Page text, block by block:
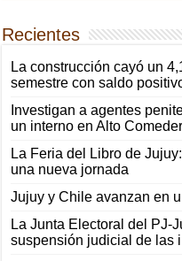
Recientes
La construcción cayó un
semestre con saldo
Investigan a agentes
un interno en Alto
La Feria del Libro de
una nueva jornada
Jujuy y Chile avanzan en
La Junta Electoral del PJ-
suspensión judicial de las